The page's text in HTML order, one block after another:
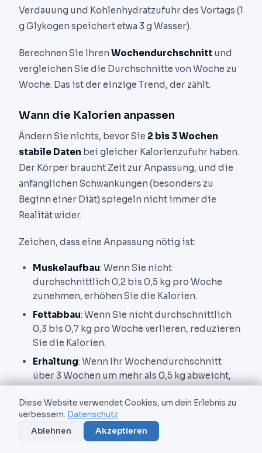
Verdauung und Kohlenhydratzufuhr des Vortags (1
g Glykogen speichert etwa 3 g Wasser).
Berechnen Sie Ihren Wochendurchschnitt und
vergleichen Sie die Durchschnitte von Woche zu
Woche. Das ist der einzige Trend, der zählt.
Wann die Kalorien anpassen
Ändern Sie nichts, bevor Sie 2 bis 3 Wochen
stabile Daten bei gleicher Kalorienzufuhr haben.
Der Körper braucht Zeit zur Anpassung, und die
anfänglichen Schwankungen (besonders zu
Beginn einer Diät) spiegeln nicht immer die
Realität wider.
Zeichen, dass eine Anpassung nötig ist:
Muskelaufbau: Wenn Sie nicht
durchschnittlich 0,2 bis 0,5 kg pro Woche
zunehmen, erhöhen Sie die Kalorien.
Fettabbau: Wenn Sie nicht durchschnittlich
0,3 bis 0,7 kg pro Woche verlieren, reduzieren
Sie die Kalorien.
Erhaltung: Wenn Ihr Wochendurchschnitt
über 3 Wochen um mehr als 0,5 kg abweicht,
passen Sie an.
Wie anpassen
Gehen Sie in Schritten von±200 kcal
Diese Website verwendet Cookies, um dein Erlebnis zu
verbessern. Datenschutz
Ablehnen
Akzeptieren